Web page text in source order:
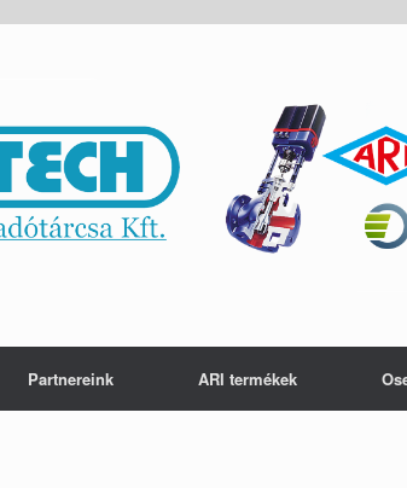
Partnereink ARI termékek